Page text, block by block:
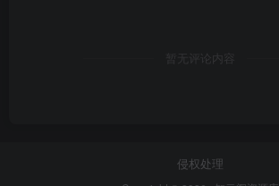
暂无评论内容
侵权处理